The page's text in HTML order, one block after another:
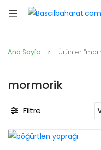
Ana Sayfa Ürünler
mormorik
Filtre